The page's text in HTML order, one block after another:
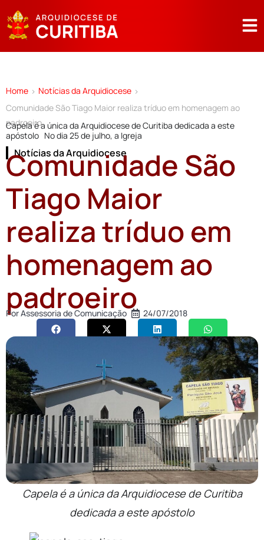
Home > Notícias da Arquidiocese >
Comunidade São Tiago Maior realiza tríduo em homenagem ao
padroeiro
Capela é a única da Arquidiocese de Curitiba dedicada a este
apóstolo No dia 25 de julho, a Igreja
Notícias da Arquidiocese
Comunidade São
Tiago Maior
realiza tríduo em
homenagem ao
padroeiro
PorAssessoria de Comunicação 24/07/2018
Capela é a única da Arquidiocese de Curitiba
dedicada a este apóstolo